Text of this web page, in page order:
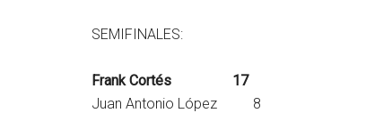
SEMIFINALES:
Frank Cortés 17
Juan Antonio López 8